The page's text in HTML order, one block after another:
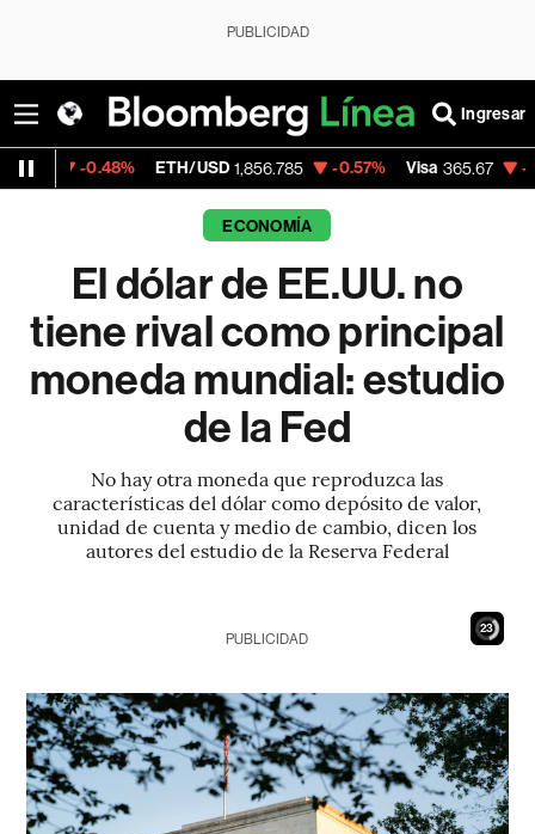
PUBLICIDAD
Ingresar
ETH/USD 1,856.785 -0.57% Visa 365.67 -0.13%
ECONOMÍA
El dólar de EE.UU. no
tiene rival como principal
moneda mundial: estudio
de la Fed
No hay otra moneda que reproduzca las
características del dólar como depósito de valor,
unidad de cuenta y medio de cambio, dicen los
autores del estudio de la Reserva Federal
22
PUBLICIDAD